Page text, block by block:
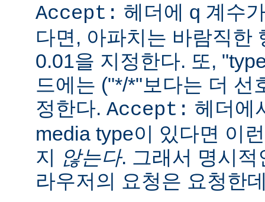
Accept: 헤더에 q 계수
다면, 아파치는 바람직한
0.01을 지정한다. 또,
드에는 ("*/*"보다는 더 선
정한다. Accept: 헤더에
media type이 있다면 이
지
않는다. 그래서 명시
라우저의 요청은 요청한